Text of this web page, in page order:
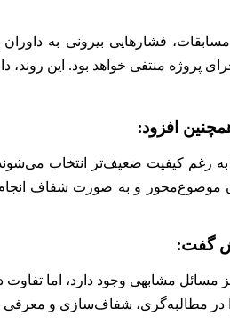
فشارهایی بیرونی به
پروژه منتفی خواهد بود. این
افزود:
به رغم کیفیت ضعیف‌تر انتخاب
موضوع‌محور و به صورت شفاف
گفت:
مسائل مشابهی وجود دارد، اما
را در مطالبه‌گری، شفاف‌سازی و